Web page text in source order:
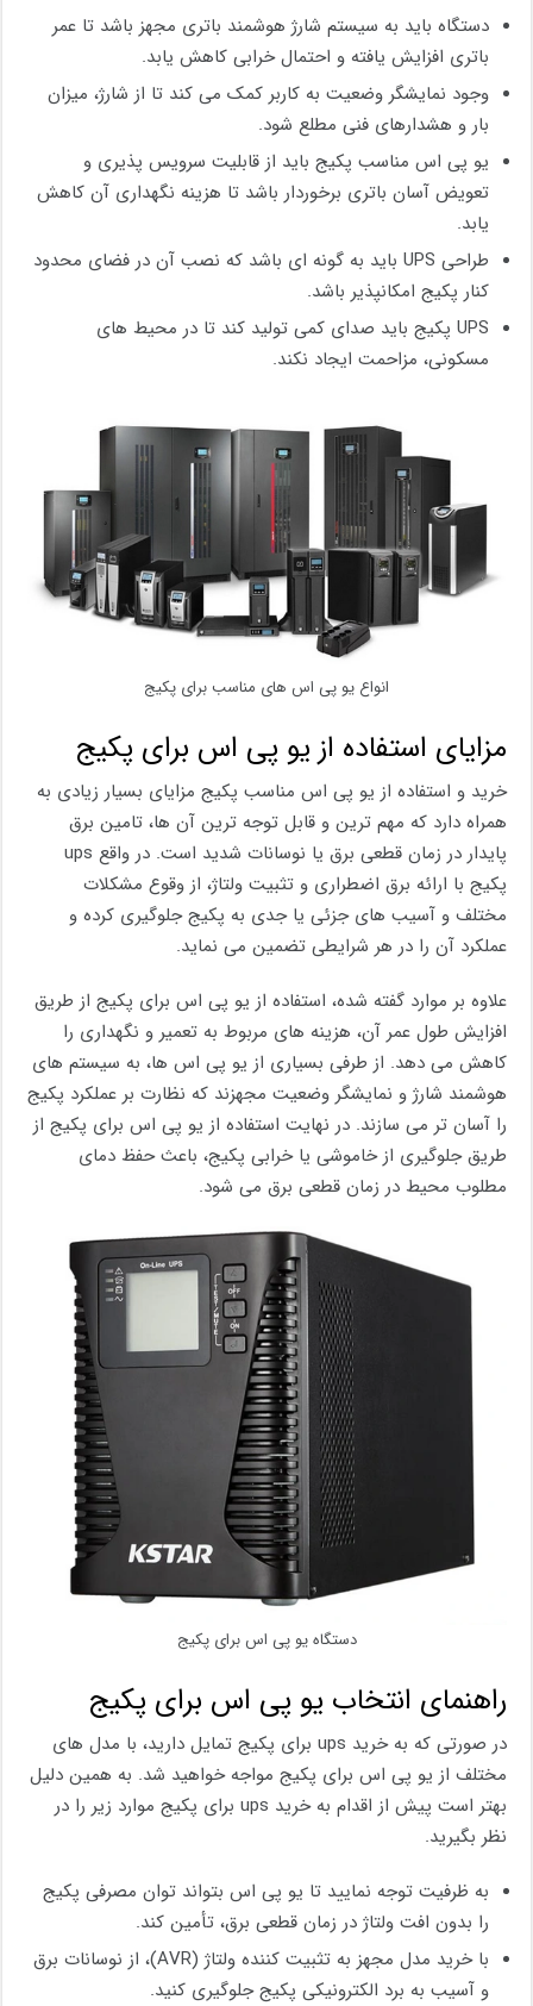
دستگاه باید به سیستم شارژ هوشمند باتری مجهز باشد تا عمر
باتری افزایش یافته و احتمال خرابی کاهش یابد.
وجود نمایشگر وضعیت به کاربر کمک می کند تا از شارژ، میزان
بار و هشدارهای فنی مطلع شود.
یو پی اس مناسب پکیج باید از قابلیت سرویس ‌پذیری و
تعویض آسان باتری برخوردار باشد تا هزینه نگهداری آن کاهش
یابد.
طراحی UPS باید به گونه ای باشد که نصب آن در فضای محدود
کنار پکیج امکانپذیر باشد.
UPS پکیج باید صدای کمی تولید کند تا در محیط‌ های
مسکونی، مزاحمت ایجاد نکند.
انواع یو پی اس های مناسب برای پکیج
مزایای استفاده از یو پی اس برای پکیج
خرید و استفاده از یو پی اس مناسب پکیج مزایای بسیار زیادی به
همراه دارد که مهم ترین و قابل توجه ترین آن ها، تامین برق
پایدار در زمان قطعی برق یا نوسانات شدید است. در واقع ups
پکیج با ارائه برق اضطراری و تثبیت ولتاژ، از وقوع مشکلات
مختلف و آسیب های جزئی یا جدی به پکیج جلوگیری کرده و
عملکرد آن را در هر شرایطی تضمین می ‌نماید.
علاوه بر موارد گفته شده، استفاده از یو پی اس برای پکیج از طریق
افزایش طول عمر آن، هزینه‌ های مربوط به تعمیر و نگهداری را
کاهش می دهد. از طرفی بسیاری از یو پی اس ها، به سیستم ‌های
هوشمند شارژ و نمایشگر وضعیت مجهزند که نظارت بر عملکرد پکیج
را آسان ‌تر می سازند. در نهایت استفاده از یو پی اس برای پکیج از
طریق جلوگیری از خاموشی یا خرابی پکیج، باعث حفظ دمای
مطلوب محیط در زمان قطعی برق می شود.
دستگاه یو پی اس برای پکیج
راهنمای انتخاب یو پی اس برای پکیج
در صورتی که به خرید ups برای پکیج تمایل دارید، با مدل های
مختلف از یو پی اس برای پکیج مواجه خواهید شد. به همین دلیل
بهتر است پیش از اقدام به خرید ups برای پکیج موارد زیر را در
نظر بگیرید.
به ظرفیت توجه نمایید تا یو پی اس بتواند توان مصرفی پکیج
را بدون افت ولتاژ در زمان قطعی برق، تأمین کند.
با خرید مدل مجهز به تثبیت‌ کننده ولتاژ (AVR)، از نوسانات برق
و آسیب به برد الکترونیکی پکیج جلوگیری کنید.